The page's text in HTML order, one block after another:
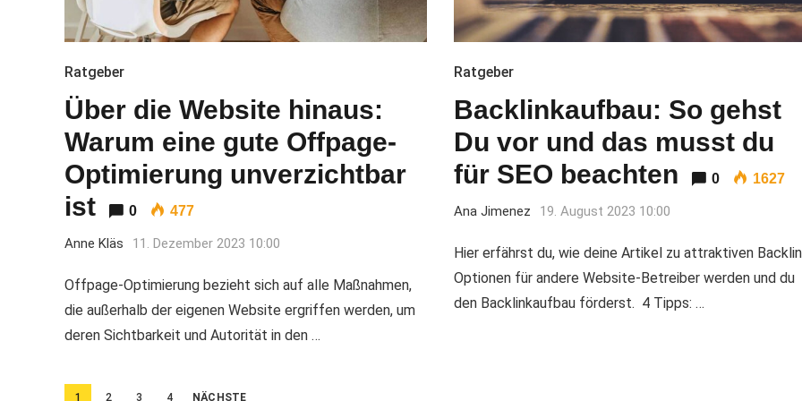
Ratgeber
Über die Website hinaus:
Warum eine gute Offpage-
Optimierung unverzichtbar
ist
0 477
Anne Kläs 11. Dezember 2023 10:00
Offpage-Optimierung bezieht sich auf alle Maßnahmen,
die außerhalb der eigenen Website ergriffen werden, um
deren Sichtbarkeit und Autorität in den …
Ratgeber
Backlinkaufbau: So gehst
Du vor und das musst du
für SEO beachten
0 1627
Ana Jimenez 19. August 2023 10:00
Hier erfährst du, wie deine Artikel zu attraktiven
Optionen für andere Website-Betreiber werden und du
den Backlinkaufbau förderst. 4 Tipps: …
1 2 3 4 NÄCHSTE